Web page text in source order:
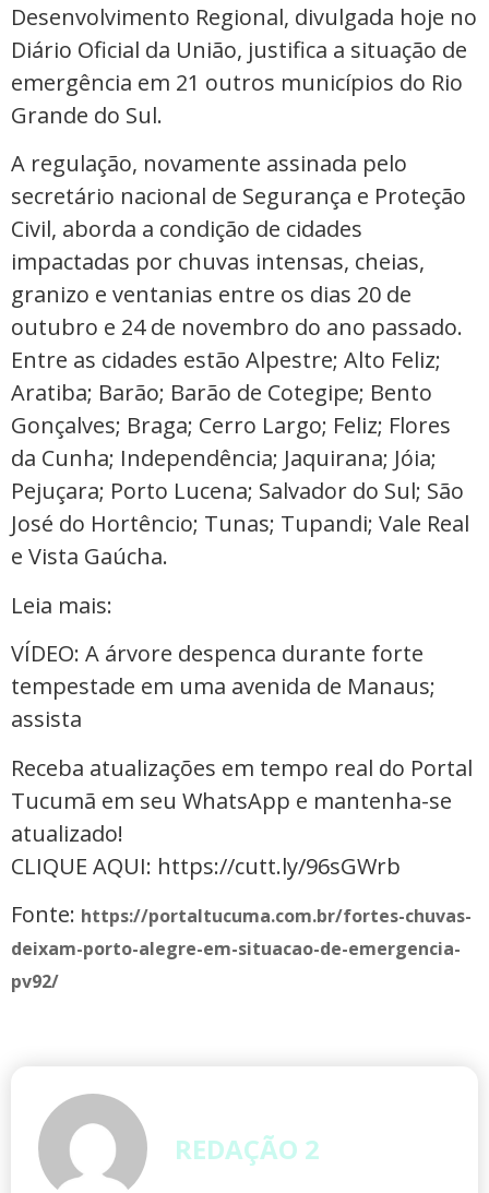
Desenvolvimento Regional, divulgada hoje no
Diário Oficial da União, justifica a situação de
emergência em 21 outros municípios do Rio
Grande do Sul.
A regulação, novamente assinada pelo
secretário nacional de Segurança e Proteção
Civil, aborda a condição de cidades
impactadas por chuvas intensas, cheias,
granizo e ventanias entre os dias 20 de
outubro e 24 de novembro do ano passado.
Entre as cidades estão Alpestre; Alto Feliz;
Aratiba; Barão; Barão de Cotegipe; Bento
Gonçalves; Braga; Cerro Largo; Feliz; Flores
da Cunha; Independência; Jaquirana; Jóia;
Pejuçara; Porto Lucena; Salvador do Sul; São
José do Hortêncio; Tunas; Tupandi; Vale Real
e Vista Gaúcha.
Leia mais:
VÍDEO: A árvore despenca durante forte
tempestade em uma avenida de Manaus;
assista
Receba atualizações em tempo real do Portal
Tucumã em seu WhatsApp e mantenha-se
atualizado!
CLIQUE AQUI: https://cutt.ly/96sGWrb
Fonte: https://portaltucuma.com.br/fortes-chuvas-
deixam-porto-alegre-em-situacao-de-emergencia-
pv92/
REDAÇÃO 2